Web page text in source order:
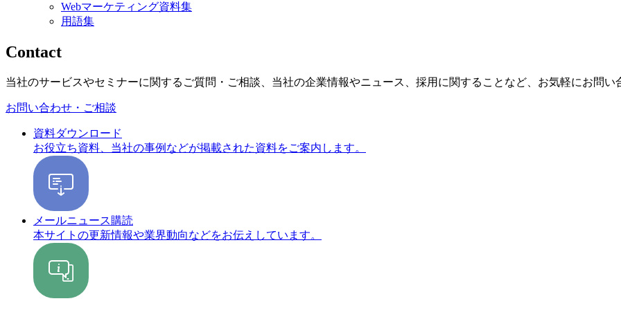
Webマーケティング資料集
用語集
Contact
当社のサービスやセミナーに関するご質問・ご相談、当社の企業情報やニュース、採用に関することなど、お気軽にお問い
お問い合わせ・ご相談
資料ダウンロード
お役立ち資料、当社の事例などが掲載された資料をご案内します。
メールニュース購読
本サイトの更新情報や業界動向などをお伝えしています。